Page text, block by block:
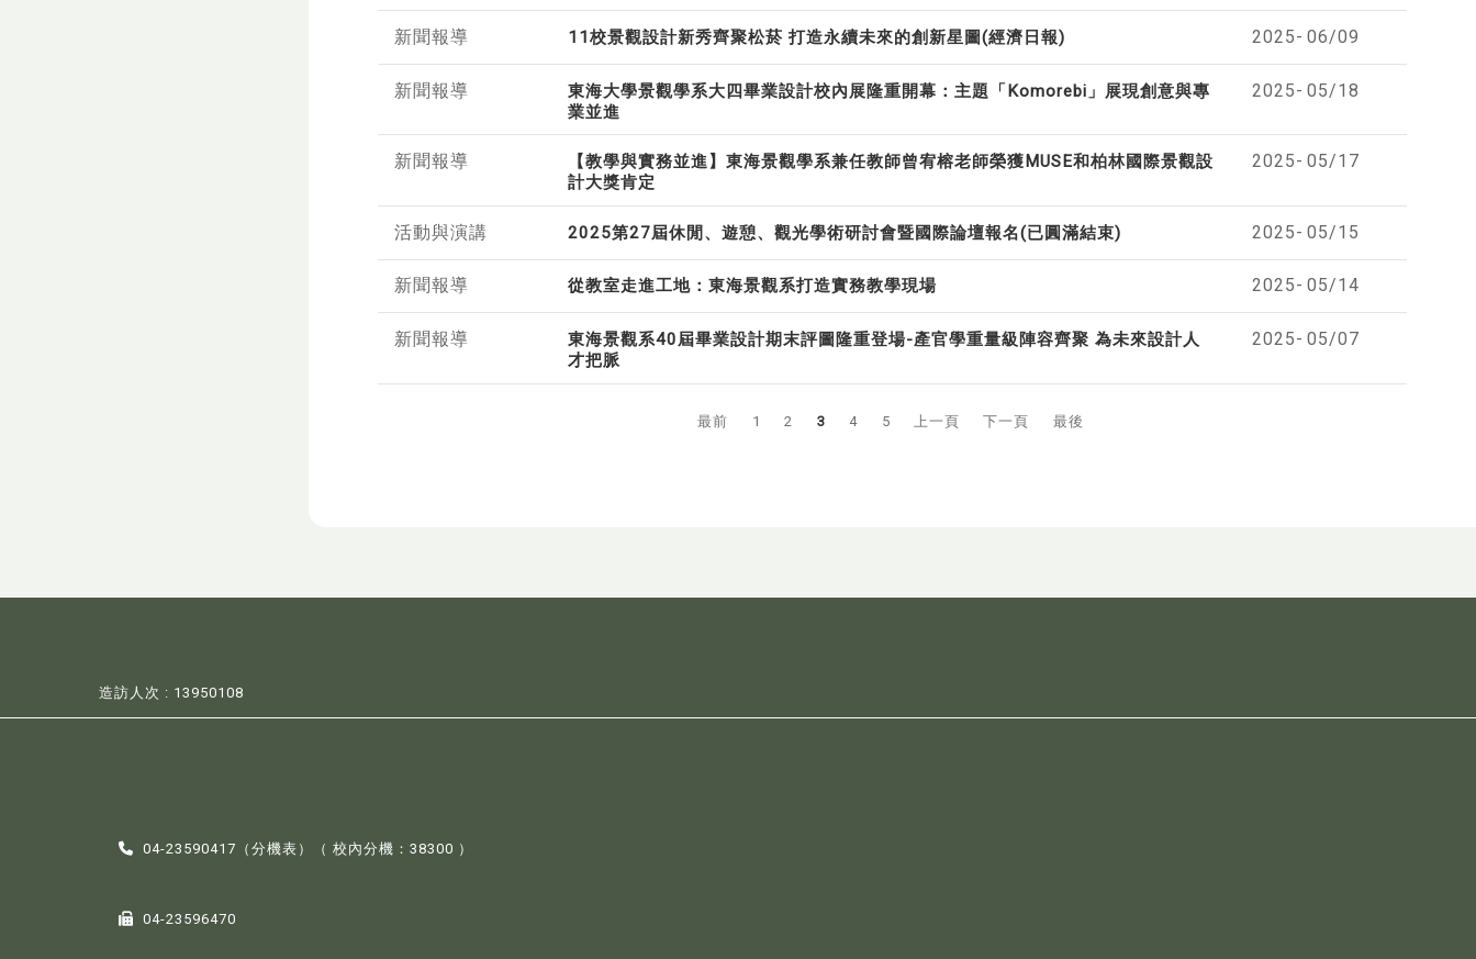
新聞報導 11校景觀設計新秀齊聚松菸 打造永續未來的創新星圖(經濟日報) 2025- 06/09
新聞報導
東海大學景觀學系大四畢業設計校內展隆重開幕：主題「Komorebi」展現創意與專
業並進
2025- 05/18
新聞報導
【教學與實務並進】東海景觀學系兼任教師曾宥榕老師榮獲MUSE和柏林國際景觀設
計大獎肯定
2025- 05/17
活動與演講 2025第27屆休閒、遊憩、觀光學術研討會暨國際論壇報名(已圓滿結束) 2025- 05/15
新聞報導 從教室走進工地：東海景觀系打造實務教學現場 2025- 05/14
新聞報導
東海景觀系40屆畢業設計期末評圖隆重登場-產官學重量級陣容齊聚 為未來設計人
才把脈
2025- 05/07
最前 1 2 3 4 5 上一頁 下一頁 最後
造訪人次 : 13950108
04-23590417（分機表 ）（ 校內分機：38300 ）
04-23596470